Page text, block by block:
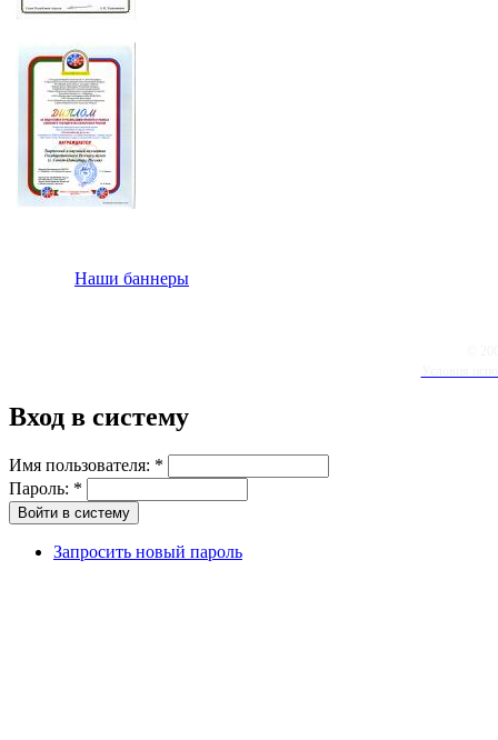
Наши баннеры
Вход в систему
Имя пользователя: *
Пароль: *
Запросить новый пароль